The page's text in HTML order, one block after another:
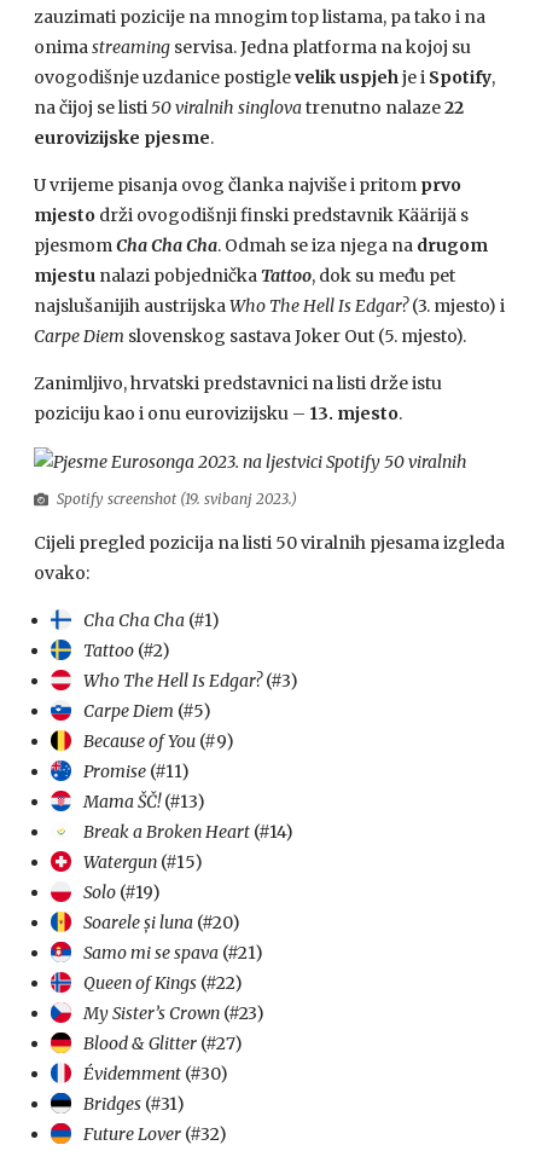
zauzimati pozicije na mnogim top listama, pa tako i na
onimastreaming servisa. Jedna platforma na kojoj su
ovogodišnje uzdanice postiglevelik uspjehje i Spotify,
na čijoj se listi50 viralnih singlovatrenutno nalaze22
eurovizijske pjesme.
U vrijeme pisanja ovog članka najviše i pritom prvo
mjesto drži ovogodišnji finski predstavnik Käärijä s
pjesmomCha Cha Cha. Odmah se iza njega na drugom
mjestu nalazi pobjedničkaTattoo, dok su među pet
najslušanijih austrijskaWho The Hell Is Edgar?(3. mjesto) i
Carpe Diem slovenskog sastava Joker Out (5. mjesto).
Zanimljivo, hrvatski predstavnici na listi drže istu
poziciju kao i onu eurovizijsku – 13. mjesto.
Spotify screenshot (19. svibanj 2023.)
Cijeli pregled pozicija na listi 50 viralnih pjesama izgleda
ovako:
Cha Cha Cha(#1)
Tattoo(#2)
Who The Hell Is Edgar?(#3)
Carpe Diem (#5)
Because of You(#9)
Promise(#11)
Mama ŠČ!(#13)
Break a Broken Heart(#14)
Watergun(#15)
Solo(#19)
Soarele și luna(#20)
Samo mi se spava(#21)
Queen of Kings(#22)
My Sister’s Crown(#23)
Blood & Glitter(#27)
Évidemment(#30)
Bridges(#31)
Future Lover(#32)